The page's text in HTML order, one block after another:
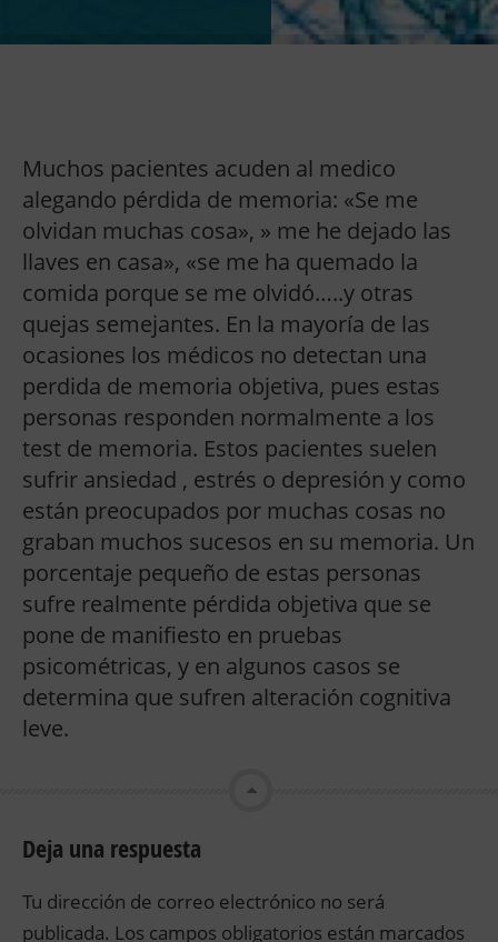
Muchos pacientes acuden al medico
alegando pérdida de memoria: «Se me
olvidan muchas cosa», » me he dejado las
llaves en casa», «se me ha quemado la
comida porque se me olvidó…..y otras
quejas semejantes. En la mayoría de las
ocasiones los médicos no detectan una
perdida de memoria objetiva, pues estas
personas responden normalmente a los
test de memoria. Estos pacientes suelen
sufrir ansiedad , estrés o depresión y como
están preocupados por muchas cosas no
graban muchos sucesos en su memoria. Un
porcentaje pequeño de estas personas
sufre realmente pérdida objetiva que se
pone de manifiesto en pruebas
psicométricas, y en algunos casos se
determina que sufren alteración cognitiva
leve.
Deja una respuesta
Tu dirección de correo electrónico no será
publicada. Los campos obligatorios están marcados